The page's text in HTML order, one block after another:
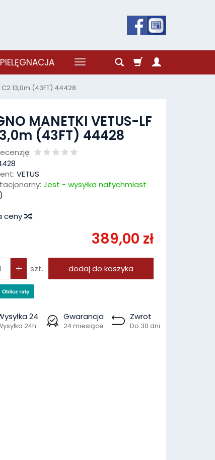
C2 13,0m (43FT) 44428
MANETKI VETUS-LF
(43FT) 44428
VETUS
Jest - wysyłka natychmiast
ceny
389,00 zł
szt. dodaj do koszyka
24
Wysyłka 24h
Gwarancja
24 miesiące
Zwrot
Do 30 dni